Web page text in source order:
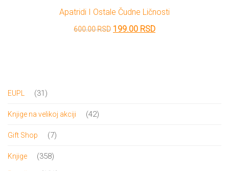
Apatridi I Ostale Čudne Ličnosti
600.00RSD Originalna
199.00 RSDTrenutna
EUPL 3131
Knjige na velikoj akciji 4242
Gift Shop 77
Knjige 358358